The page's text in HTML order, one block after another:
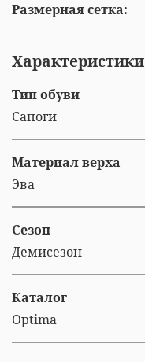
Размерная сетка:
Характеристики
Тип обуви
Сапоги
Материал верха
Эва
Сезон
Демисезон
Каталог
Optima